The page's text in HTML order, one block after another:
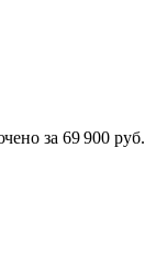
за 69 900 руб.